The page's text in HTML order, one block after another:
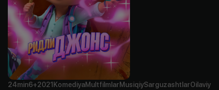
24min6+2021 KomediyaMultfilmlar MusiqiySarguzashtlarOilaviy